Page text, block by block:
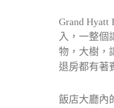
Grand
入，一整個
物，大樹，
退房都有著
飯店大廳內